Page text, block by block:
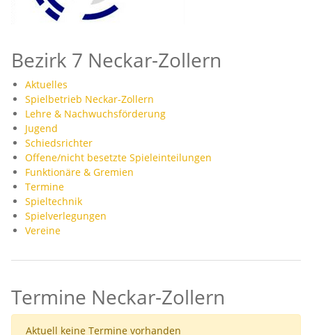
Bezirk 7 Neckar-Zollern
Aktuelles
Spielbetrieb Neckar-Zollern
Lehre & Nachwuchsförderung
Jugend
Schiedsrichter
Offene/nicht besetzte Spieleinteilungen
Funktionäre & Gremien
Termine
Spieltechnik
Spielverlegungen
Vereine
Termine Neckar-Zollern
Aktuell keine Termine vorhanden